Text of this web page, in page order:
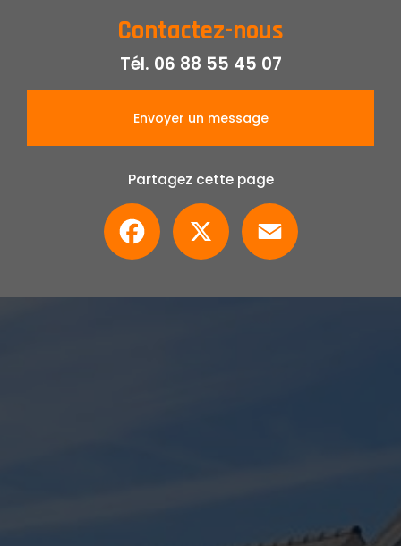
Contactez-nous
Tél. 06 88 55 45 07
Envoyer un message
Partagez cette page
Facebook